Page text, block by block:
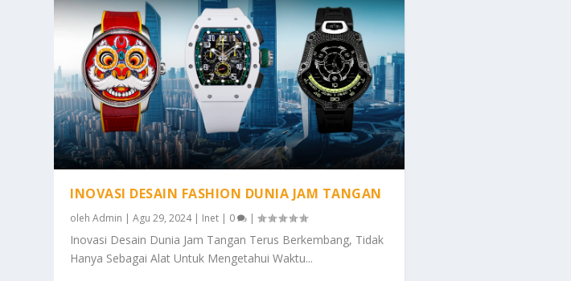
INOVASI DESAIN FASHION DUNIA JAM TANGAN
olehAdmin |Agu 29, 2024| Inet | 0 |
Inovasi Desain Dunia Jam Tangan Terus Berkembang, Tidak
Hanya Sebagai Alat Untuk Mengetahui Waktu...